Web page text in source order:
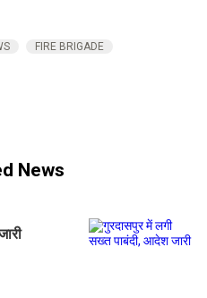
FIRE BRIGADE
News